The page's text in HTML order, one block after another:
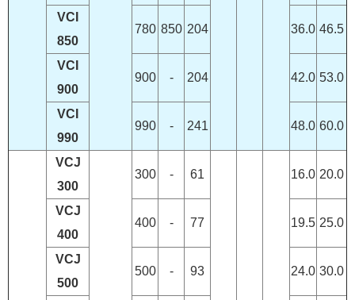
VCI
850
780 850 204 36.0 46.5
VCI
900
900 - 204 42.0 53.0
VCI
990
990 - 241 48.0 60.0
VCJ
300
300 - 61 16.0 20.0
VCJ
400
400 - 77 19.5 25.0
VCJ
500
500 - 93 24.0 30.0